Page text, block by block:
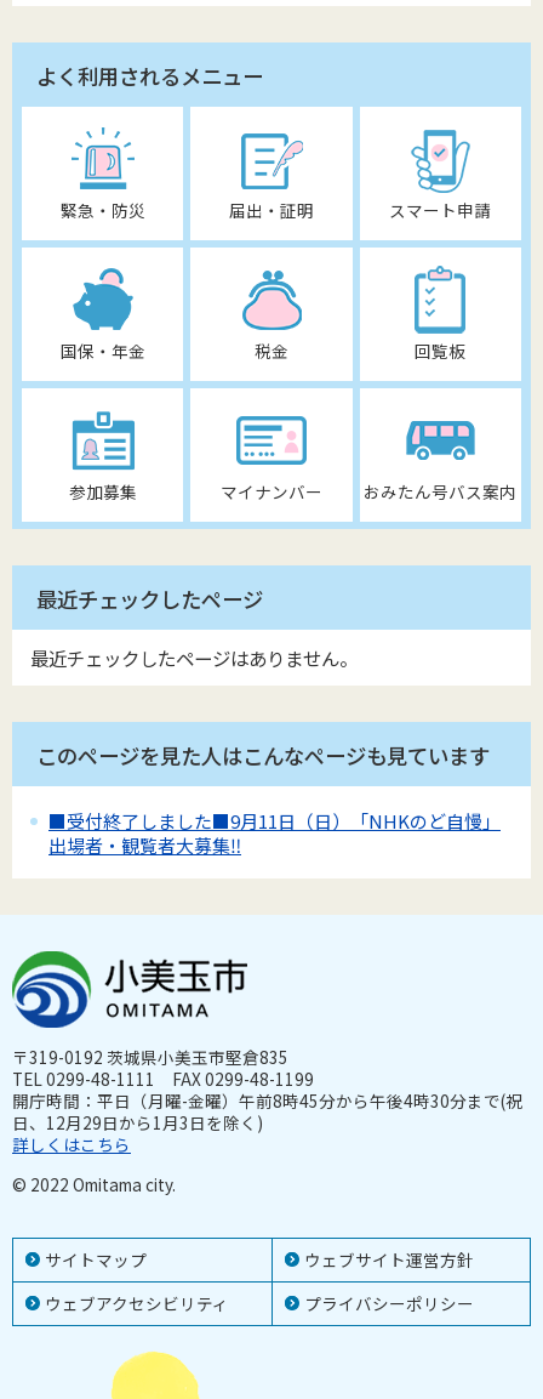
よく利用されるメニュー
緊急・防災 届出・証明 スマート申請
国保・年金 税金 回覧板
参加募集 マイナンバー おみたん号バス案内
最近チェックしたページ
最近チェックしたページはありません。
このページを見た人はこんなページも見ています
■受付終了しました■9月11日（日）「NHKのど自慢」
出場者・観覧者大募集‼
サイトマップ
ウェブサイト運営方針
ウェブアクセシビリティ
プライバシーポリシー
〒319-0192 茨城県小美玉市堅倉835
TEL 0299-48-1111 FAX 0299-48-1199
開庁時間：平日（月曜-金曜）午前8時45分から午後4時30分まで(祝
日、12月29日から1月3日を除く)
詳しくはこちら
© 2022 Omitama city.